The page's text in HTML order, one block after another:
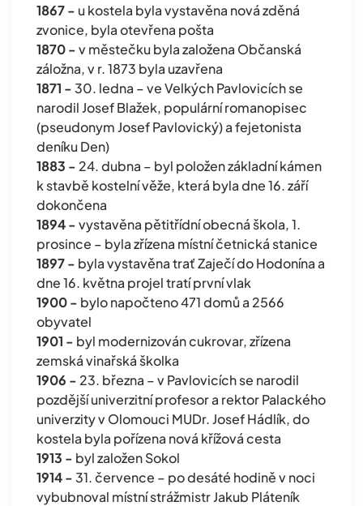
1867 - u kostela byla vystavěna nová zděná
zvonice, byla otevřena pošta
1870 -v městečku byla založena Občanská
záložna, v r. 1873 byla uzavřena
1871 -30. ledna – ve Velkých Pavlovicích se
narodil Josef Blažek, populární romanopisec
(pseudonym Josef Pavlovický) a fejetonista
deníku Den)
1883 - 24. dubna – byl položen základní kámen
k stavbě kostelní věže, která byla dne 16. září
dokončena
1894 -vystavěna pětitřídní obecná škola, 1.
prosince – byla zřízena místní četnická stanice
1897 - byla vystavěna trať Zaječí do Hodonína a
dne 16. května projel tratí první vlak
1900 - bylo napočteno 471 domů a 2566
obyvatel
1901 - byl modernizován cukrovar, zřízena
zemská vinařská školka
1906 - 23. března – v Pavlovicích se narodil
pozdější univerzitní profesor a rektor Palackého
univerzity v Olomouci MUDr. Josef Hádlík, do
kostela byla pořízena nová křížová cesta
1913 - byl založen Sokol
1914 -31. července – po desáté hodině v noci
vybubnoval místní strážmistr Jakub Pláteník